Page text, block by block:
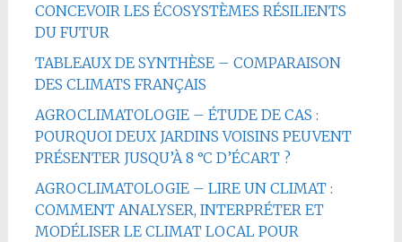
CONCEVOIR LES ÉCOSYSTÈMES RÉSILIENTS
DU FUTUR
TABLEAUX DE SYNTHÈSE – COMPARAISON
DES CLIMATS FRANÇAIS
AGROCLIMATOLOGIE – ÉTUDE DE CAS :
POURQUOI DEUX JARDINS VOISINS PEUVENT
PRÉSENTER JUSQU’À 8 °C D’ÉCART ?
AGROCLIMATOLOGIE – LIRE UN CLIMAT :
COMMENT ANALYSER, INTERPRÉTER ET
MODÉLISER LE CLIMAT LOCAL POUR